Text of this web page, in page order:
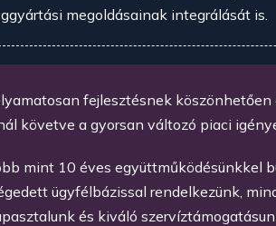
megoldásainak integrálását is.
fejlesztésnek
követve a gyorsan változó piaci
mint 10 éves együttműködésünkkel
ügyfélbázissal rendelkezünk,
és kiváló